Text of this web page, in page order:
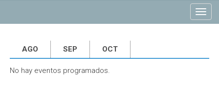
AGO SEP OCT
No hay eventos programados.